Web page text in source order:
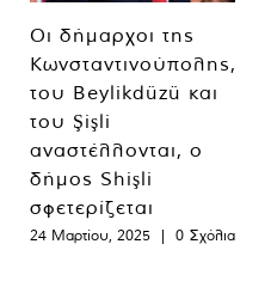
Οι δήμαρχοι της
Κωνσταντινούπολης,
του Beylikdüzü και
του Şişli
αναστέλλονται, ο
δήμος Shişli
σφετερίζεται
24 Μαρτίου, 2025 | 0 Σχόλια